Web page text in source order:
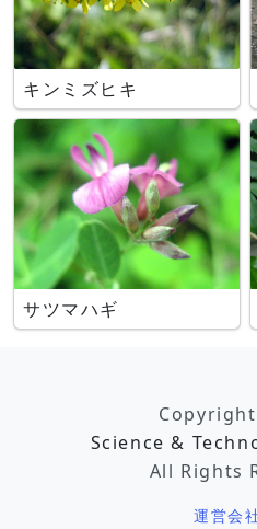
キンミズヒキ
サツマハギ
Science &
All Rights
運営会